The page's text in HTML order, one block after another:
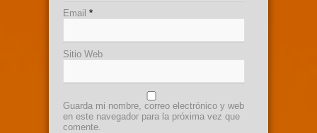
Email *
Sitio Web
Guarda mi nombre, correo electrónico y web
en este navegador para la próxima vez que
comente.